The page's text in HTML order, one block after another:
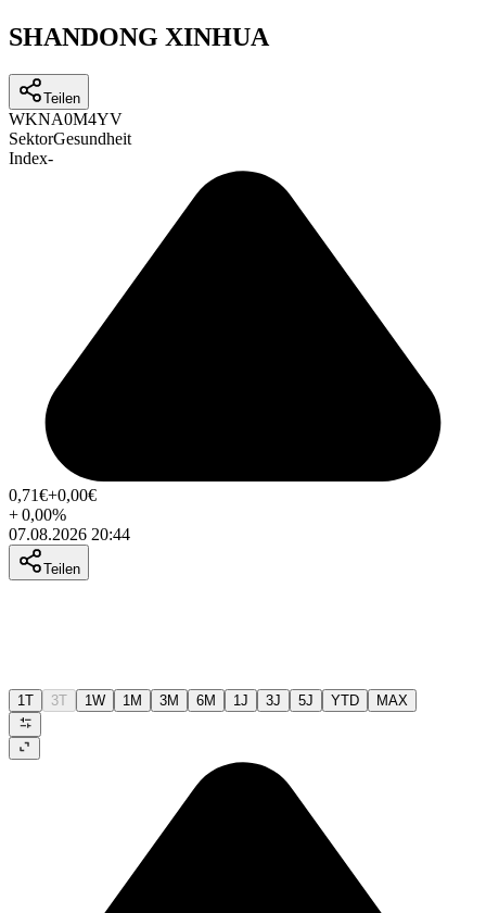
SHANDONG XINHUA
Teilen
WKNA0M4YV
SektorGesundheit
Index-
0,71€+0,00€
+0,00%
07.08.2026 20:44
Teilen
1T 3T 1W 1M 3M 6M 1J 3J 5J YTD MAX